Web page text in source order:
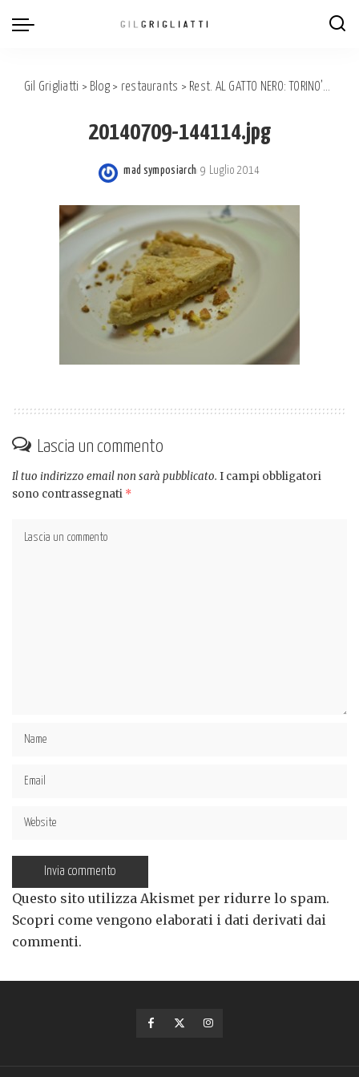
Gil Grigliatti > Blog > restaurants > Rest. AL GATTO NERO: TORINO’S HERITAGE OF GASTRONOMY
20140709-144114.jpg
Posted
mad symposiarch 9 Luglio 2014
Lascia un commento
Il tuo indirizzo email non sarà pubblicato. I campi obbligatori
sono contrassegnati *
Questo sito utilizza Akismet per ridurre lo spam.
Scopri come vengono elaborati i dati derivati dai
commenti.